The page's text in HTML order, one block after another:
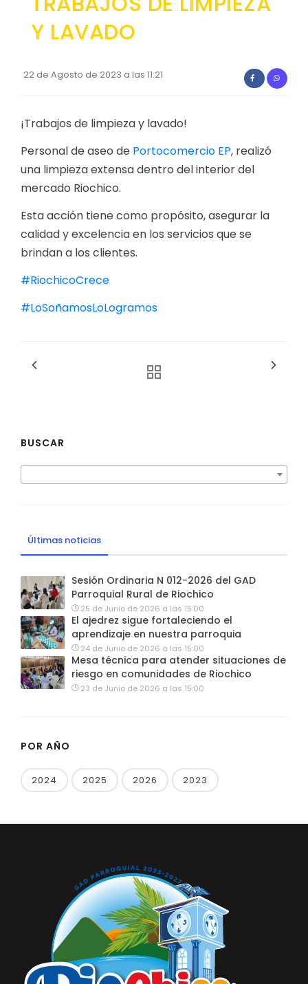
GESTIÓN ADMINISTRATIVA
Plan de desarrollo y Ordenamiento Territorial -
Plan Operativo Anual - POA
Convenios Institucionales
PRESUPUESTO: EJECUCIÓN Y REPORTES
Procesos de contratación
Ejecución Presupuestaria
Y LAVADO
22 de Agosto de 2023 a las 11:21
¡Trabajos de limpieza y lavado!
Personal de aseo de Portocomercio EP, realizó
una limpieza extensa dentro del interior del
mercado Riochico.
Esta acción tiene como propósito, asegurar la
calidad y excelencia en los servicios que se
brindan a los clientes.
#RiochicoCrece
#LoSoñamosLoLogramos
BUSCAR
Últimas noticias
Sesión Ordinaria N 012-2026 del GAD
Parroquial Rural de Riochico
25 de Junio de 2026 a las 15:00
El ajedrez sigue fortaleciendo el
aprendizaje en nuestra parroquia
24 de Junio de 2026 a las 15:00
Mesa técnica para atender situaciones de
riesgo en comunidades de Riochico
23 de Junio de 2026 a las 15:00
POR AÑO
2024 2025 2026 2023